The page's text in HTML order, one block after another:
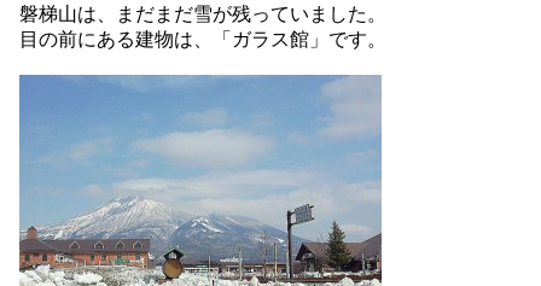
磐梯山は、まだまだ雪が残っていました。
目の前にある建物は、「ガラス館」です。